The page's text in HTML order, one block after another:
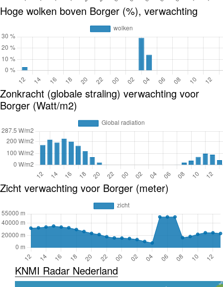
Hoge wolken boven Borger (%), verwachting
Zonkracht (globale straling) verwachting voor
Borger (Watt/m2)
Zicht verwachting voor Borger (meter)
KNMI Radar Nederland